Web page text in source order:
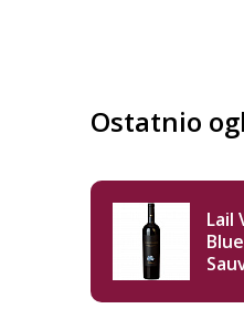
Ostatnio
Lail